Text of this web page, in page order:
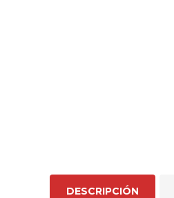
DESCRIPCIÓN